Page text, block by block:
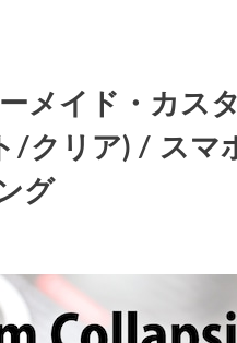
メイド・カス
/クリア) / スマ
グ